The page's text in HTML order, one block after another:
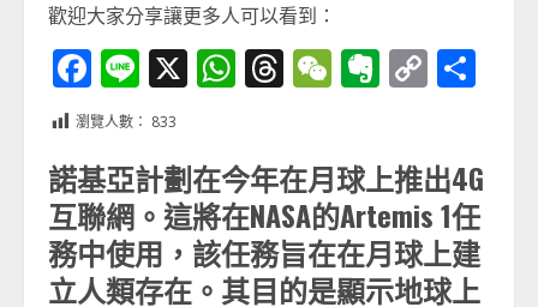
歡迎大家分享讓更多人可以看到：
Facebook
Line
X WhatsApp
Threads
WeChat
Evernote
Copy
Link
瀏覽人數： 833
諾基亞計劃在今年在月球上推出4G
互聯網。這將在NASA的Artemis 1任
務中使用，該任務旨在在月球上建
立人類存在。其目的是顯示地球上